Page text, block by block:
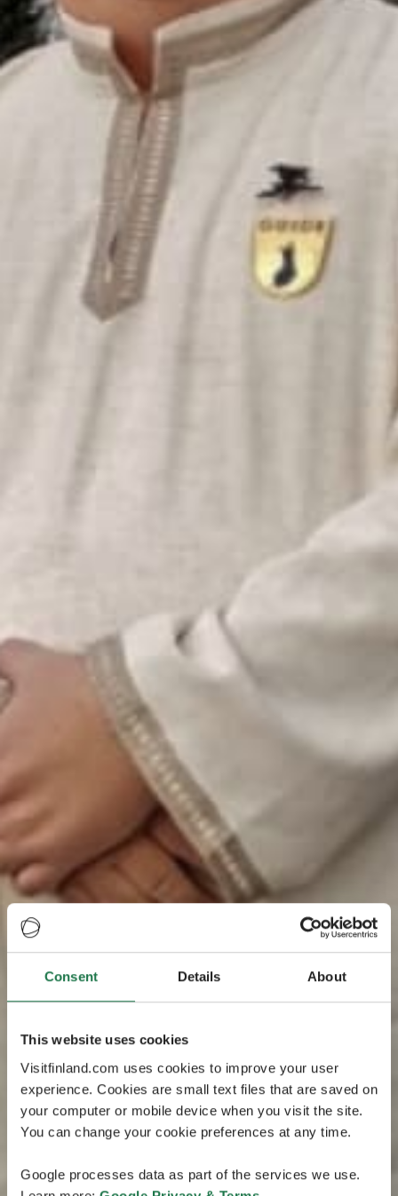
Consent Details About
This website uses cookies
Visitfinland.com uses cookies to improve your user
experience. Cookies are small text files that are saved on
your computer or mobile device when you visit the site.
You can change your cookie preferences at any time.
Google processes data as part of the services we use.